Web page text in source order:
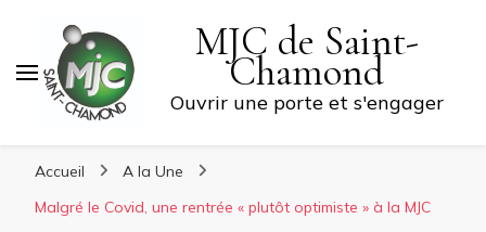
MJC de Saint-
Chamond
Ouvrir une porte et s'engager
Accueil
A la Une
Malgré le Covid, une rentrée « plutôt optimiste » à la MJC